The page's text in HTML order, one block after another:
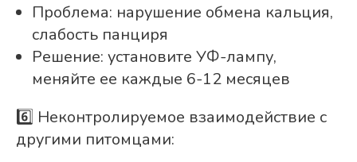
Проблема: нарушение обмена кальция,
слабость панциря
Решение: установите УФ-лампу,
меняйте ее каждые 6-12 месяцев
6️⃣ Неконтролируемое взаимодействие с
другими питомцами: